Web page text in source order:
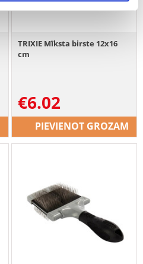
TRIXIE Mīksta birste 12x16
cm
€6.02
PIEVIENOT GROZAM